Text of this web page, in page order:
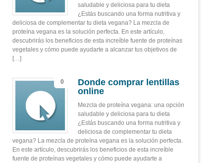
saludable y deliciosa para tu dieta
¿Estás buscando una forma nutritiva y
deliciosa de complementar tu dieta vegana? La mezcla de
proteína vegana es la solución perfecta. En este artículo,
descubrirás los beneficios de esta increíble fuente de proteínas
vegetales y cómo puede ayudarte a alcanzar tus objetivos de
[…]
0
Donde comprar lentillas
online
Mezcla de proteína vegana: una opción
saludable y deliciosa para tu dieta
¿Estás buscando una forma nutritiva y
deliciosa de complementar tu dieta
vegana? La mezcla de proteína vegana es la solución perfecta.
En este artículo, descubrirás los beneficios de esta increíble
fuente de proteínas vegetales y cómo puede ayudarte a